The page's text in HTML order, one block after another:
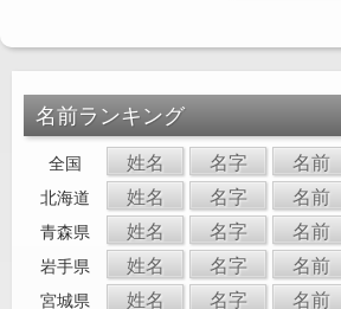
名前ランキング
全国 姓名 名字 名前
北海道 姓名 名字 名前
青森県 姓名 名字 名前
岩手県 姓名 名字 名前
宮城県 姓名 名字 名前